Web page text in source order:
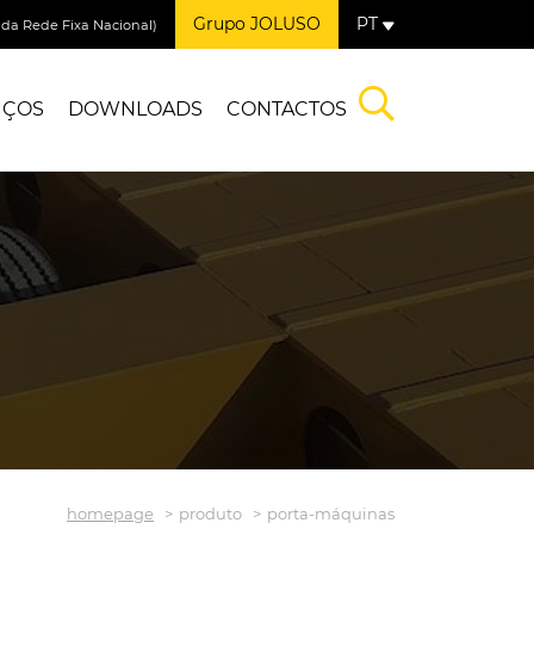
Rede Fixa Nacional) Grupo JOLUSO PT
DOWNLOADS CONTACTOS
homepage produto porta-máquinas